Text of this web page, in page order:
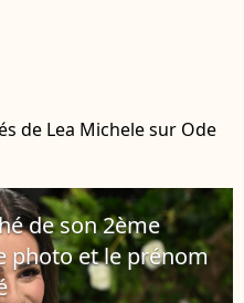
de Lea Michele sur Ode
de son 2ème
photo et le prénom